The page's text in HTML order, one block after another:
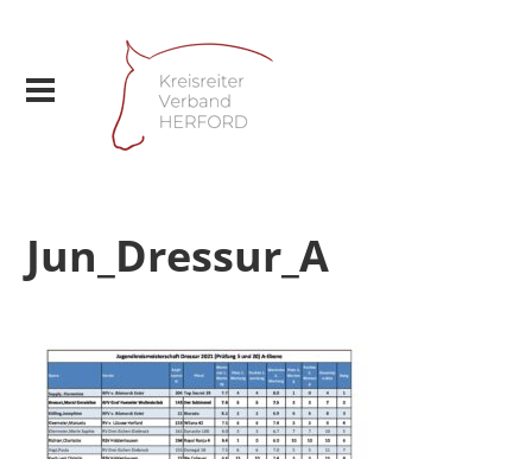
Jun_Dressur_A